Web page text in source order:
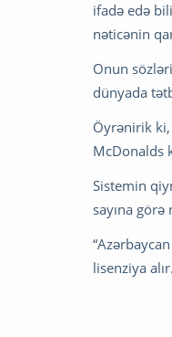
ifadə edə
nəticənin
Onun
dünyada
Öyrənirik
McDonalds
Sistemin
sayına
lisenziya